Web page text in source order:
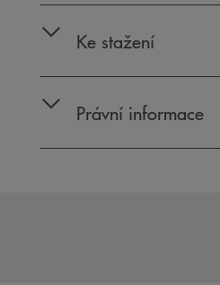
Ke stažení
Právní informace